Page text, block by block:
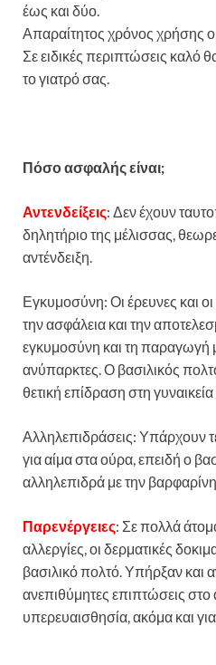
έως και δύο.
Απαραίτητος χρόνος χρήσης
Σε ειδικές περιπτώσεις καλό
το γιατρό σας.
Πόσο ασφαλής είναι;
Αντενδείξεις: Δεν έχουν
δηλητήριο της μέλισσας,
αντένδειξη.
Εγκυμοσύνη: Οι έρευνες και
την ασφάλεια και την
εγκυμοσύνη και τη παραγωγή
ανύπαρκτες. Ο βασιλικός
θετική επίδραση στη
Αλληλεπιδράσεις: Υπάρχουν
για αίμα στα ούρα, επειδή ο
αλληλεπιδρά με την
Παρενέργειες: Σε πολλά
αλλεργίες, οι δερματικές
βασιλικό πολτό. Υπήρξαν και
ανεπιθύμητες επιπτώσεις στο
υπερευαισθησία, ακόμα και